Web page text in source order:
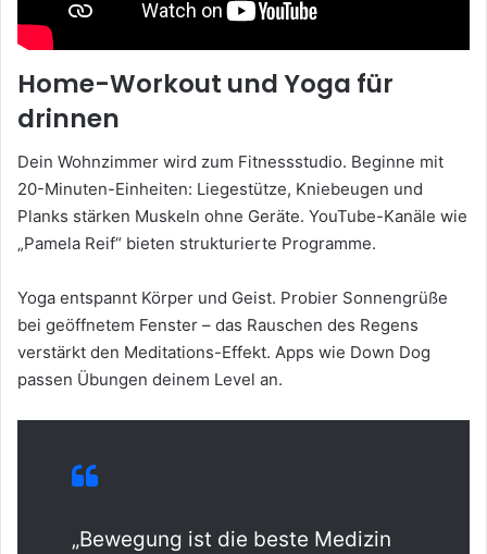
Home-Workout und Yoga für
drinnen
Dein Wohnzimmer wird zum Fitnessstudio. Beginne mit
20-Minuten-Einheiten: Liegestütze, Kniebeugen und
Planks stärken Muskeln ohne Geräte. YouTube-Kanäle wie
„Pamela Reif“ bieten strukturierte Programme.
Yoga entspannt Körper und Geist. Probier Sonnengrüße
bei geöffnetem Fenster – das Rauschen des Regens
verstärkt den Meditations-Effekt. Apps wie Down Dog
passen Übungen deinem Level an.
„Bewegung ist die beste Medizin